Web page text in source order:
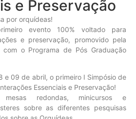
e Preservação
por orquídeas!
evento 100% voltado para
e preservação, promovido pela
com o Programa de Pós Graduação
e 09 de abril, o primeiro I Simpósio de
Essenciais e Preservação!
mesas redondas, minicursos e
sobre as diferentes pesquisas